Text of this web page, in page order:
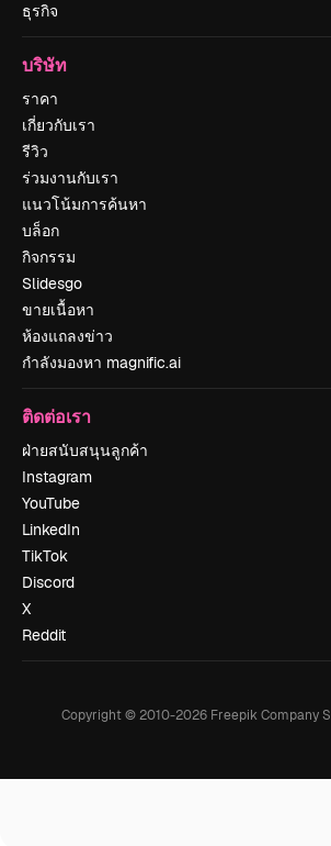
ธุรกิจ
บริษัท
ราคา
เกี่ยวกับเรา
รีวิว
ร่วมงานกับเรา
แนวโน้มการค้นหา
บล็อก
กิจกรรม
Slidesgo
ขายเนื้อหา
ห้องแถลงข่าว
กำลังมองหา magnific.ai
ติดต่อเรา
ฝ่ายสนับสนุนลูกค้า
Instagram
YouTube
LinkedIn
TikTok
Discord
X
Reddit
Copyright © 2010-2026Freepik Company